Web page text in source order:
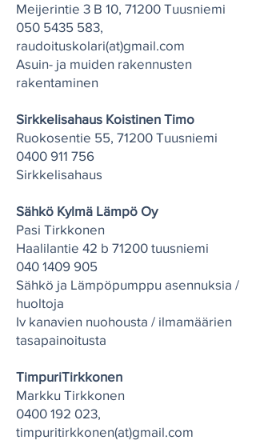
Meijerintie 3 B 10, 71200 Tuusniemi
050 5435 583,
raudoituskolari(at)gmail.com
Asuin- ja muiden rakennusten
rakentaminen
Sirkkelisahaus Koistinen Timo
Ruokosentie 55, 71200 Tuusniemi
0400 911 756
Sirkkelisahaus
Sähkö Kylmä Lämpö Oy
Pasi Tirkkonen
Haalilantie 42 b 71200 tuusniemi
040 1409 905
Sähkö ja Lämpöpumppu asennuksia /
huoltoja
Iv kanavien nuohousta / ilmamäärien
tasapainoitusta
TimpuriTirkkonen
Markku Tirkkonen
0400 192 023,
timpuritirkkonen(at)gmail.com